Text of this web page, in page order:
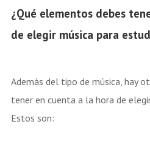
¿Qué elementos debes
de elegir música para
Además del tipo de música, hay
tener en cuenta a la hora de
Estos son: